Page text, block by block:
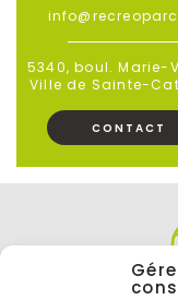
5340, boul. Marie-
Ville de Sainte-
CONTACT